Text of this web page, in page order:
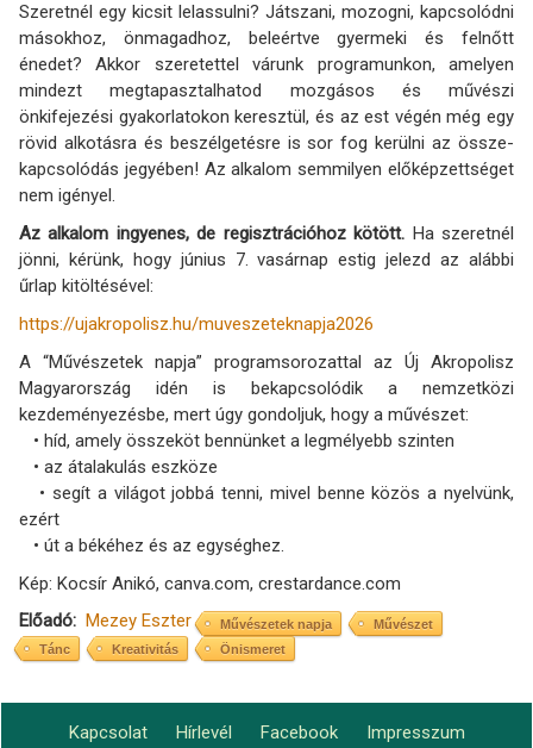
Szeretnél egy kicsit lelassulni? Játszani, mozogni, kapcsolódni
másokhoz, önmagadhoz, beleértve gyermeki és felnőtt
énedet? Akkor szeretettel várunk programunkon, amelyen
mindezt megtapasztalhatod mozgásos és művészi
önkifejezési gyakorlatokon keresztül, és az est végén még egy
rövid alkotásra és beszélgetésre is sor fog kerülni az össze-
kapcsolódás jegyében! Az alkalom semmilyen előképzettséget
nem igényel.
Az alkalom ingyenes, de regisztrációhoz kötött. Ha szeretnél
jönni, kérünk, hogy június 7. vasárnap estig jelezd az alábbi
űrlap kitöltésével:
https://ujakropolisz.hu/muveszeteknapja2026
A “Művészetek napja” programsorozattal az Új Akropolisz
Magyarország idén is bekapcsolódik a nemzetközi
kezdeményezésbe, mert úgy gondoljuk, hogy a művészet:
• híd, amely összeköt bennünket a legmélyebb szinten
• az átalakulás eszköze
• segít a világot jobbá tenni, mivel benne közös a nyelvünk,
ezért
• út a békéhez és az egységhez.
Kép: Kocsír Anikó, canva.com, crestardance.com
Előadó
Mezey Eszter Művészetek napja
Művészet
Tánc
Kreativitás Önismeret
Kapcsolat Hírlevél Facebook Impresszum